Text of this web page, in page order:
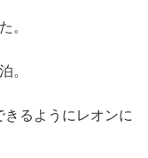
。
。
るようにレオンに